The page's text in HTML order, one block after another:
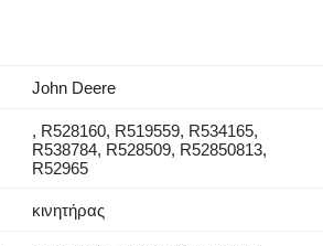
John Deere
, R528160, R519559, R534165,
R538784, R528509, R52850813,
R52965
κινητήρας